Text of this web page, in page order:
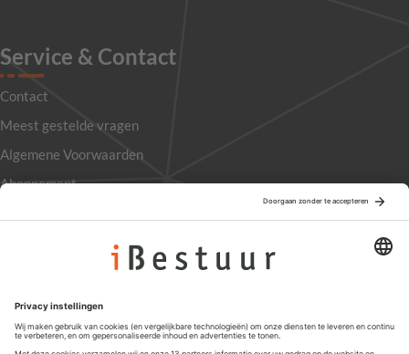
Service & Contact
Contact
Meest gestelde vragen
Algemene Voorwaarden
Abonnement
Privacyinstellingen